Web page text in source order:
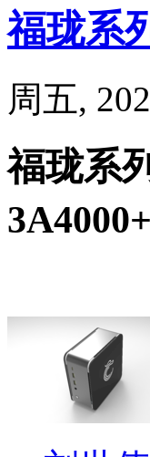
福珑系
周五,
福珑系